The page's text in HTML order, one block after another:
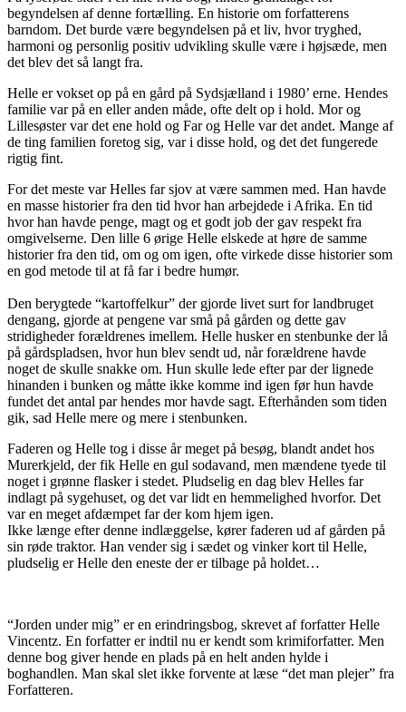
begyndelsen af denne fortælling. En historie om forfatterens
barndom. Det burde være begyndelsen på et liv, hvor tryghed,
harmoni og personlig positiv udvikling skulle være i højsæde, men
det blev det så langt fra.
Helle er vokset op på en gård på Sydsjælland i 1980’ erne. Hendes
familie var på en eller anden måde, ofte delt op i hold. Mor og
Lillesøster var det ene hold og Far og Helle var det andet. Mange af
de ting familien foretog sig, var i disse hold, og det det fungerede
rigtig fint.
For det meste var Helles far sjov at være sammen med. Han havde
en masse historier fra den tid hvor han arbejdede i Afrika. En tid
hvor han havde penge, magt og et godt job der gav respekt fra
omgivelserne. Den lille 6 ørige Helle elskede at høre de samme
historier fra den tid, om og om igen, ofte virkede disse historier som
en god metode til at få far i bedre humør.
Den berygtede “kartoffelkur” der gjorde livet surt for landbruget
dengang, gjorde at pengene var små på gården og dette gav
stridigheder forældrenes imellem. Helle husker en stenbunke der lå
på gårdspladsen, hvor hun blev sendt ud, når forældrene havde
noget de skulle snakke om. Hun skulle lede efter par der lignede
hinanden i bunken og måtte ikke komme ind igen før hun havde
fundet det antal par hendes mor havde sagt. Efterhånden som tiden
gik, sad Helle mere og mere i stenbunken.
Faderen og Helle tog i disse år meget på besøg, blandt andet hos
Murerkjeld, der fik Helle en gul sodavand, men mændene tyede til
noget i grønne flasker i stedet. Pludselig en dag blev Helles far
indlagt på sygehuset, og det var lidt en hemmelighed hvorfor. Det
var en meget afdæmpet far der kom hjem igen.
Ikke længe efter denne indlæggelse, kører faderen ud af gården på
sin røde traktor. Han vender sig i sædet og vinker kort til Helle,
pludselig er Helle den eneste der er tilbage på holdet…
“Jorden under mig” er en erindringsbog, skrevet af forfatter Helle
Vincentz. En forfatter er indtil nu er kendt som krimiforfatter. Men
denne bog giver hende en plads på en helt anden hylde i
boghandlen. Man skal slet ikke forvente at læse “det man plejer” fra
Forfatteren.